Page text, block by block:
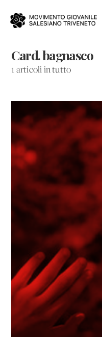
Card. bagnasco
1 articoli in tutto